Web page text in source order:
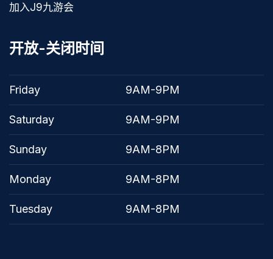
加入J9九游会
开放-关闭时间
Friday 9AM-9PM
Saturday 9AM-9PM
Sunday 9AM-8PM
Monday 9AM-8PM
Tuesday 9AM-8PM